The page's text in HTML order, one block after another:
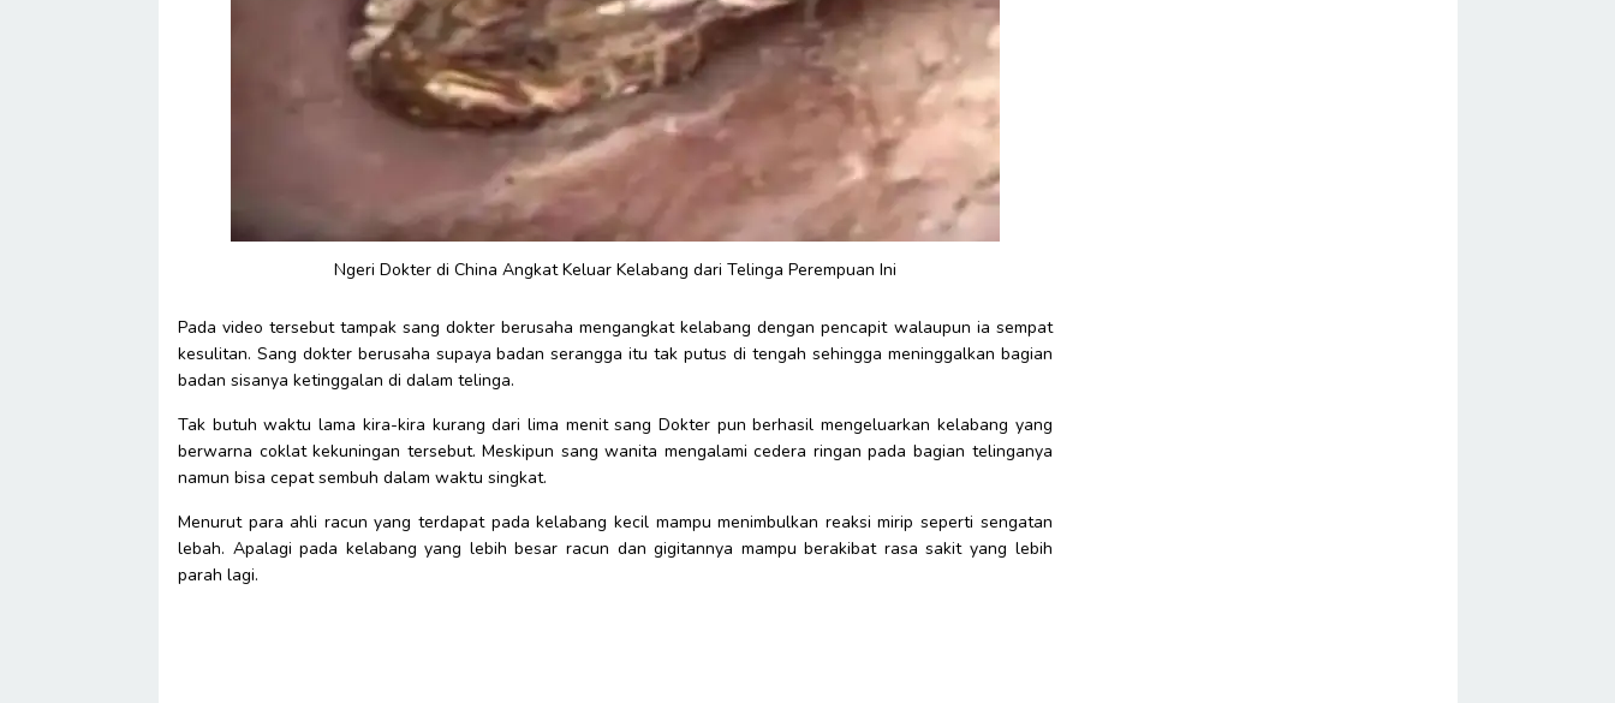
Ngeri Dokter di China Angkat Keluar Kelabang dari Telinga Perempuan Ini
Pada video tersebut tampak sang dokter berusaha mengangkat kelabang dengan pencapit walaupun ia sempat
kesulitan. Sang dokter berusaha supaya badan serangga itu tak putus di tengah sehingga meninggalkan bagian
badan sisanya ketinggalan di dalam telinga.
Tak butuh waktu lama kira-kira kurang dari lima menit sang Dokter pun berhasil mengeluarkan kelabang yang
berwarna coklat kekuningan tersebut. Meskipun sang wanita mengalami cedera ringan pada bagian telinganya
namun bisa cepat sembuh dalam waktu singkat.
Menurut para ahli racun yang terdapat pada kelabang kecil mampu menimbulkan reaksi mirip seperti sengatan
lebah. Apalagi pada kelabang yang lebih besar racun dan gigitannya mampu berakibat rasa sakit yang lebih
parah lagi.